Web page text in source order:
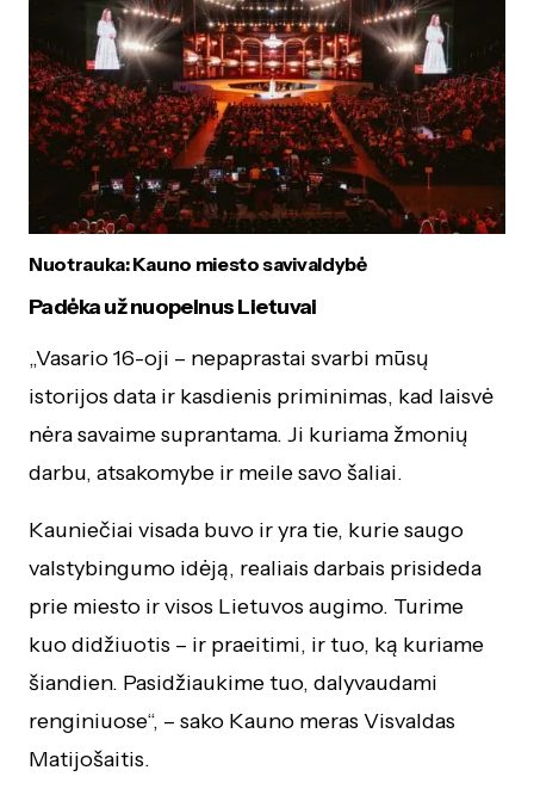
Nuotrauka: Kauno miesto savivaldybė
Padėka už nuopelnus Lietuvai
„Vasario 16-oji – nepaprastai svarbi mūsų
istorijos data ir kasdienis priminimas, kad laisvė
nėra savaime suprantama. Ji kuriama žmonių
darbu, atsakomybe ir meile savo šaliai.
Kauniečiai visada buvo ir yra tie, kurie saugo
valstybingumo idėją, realiais darbais prisideda
prie miesto ir visos Lietuvos augimo. Turime
kuo didžiuotis – ir praeitimi, ir tuo, ką kuriame
šiandien. Pasidžiaukime tuo, dalyvaudami
renginiuose“, – sako Kauno meras Visvaldas
Matijošaitis.